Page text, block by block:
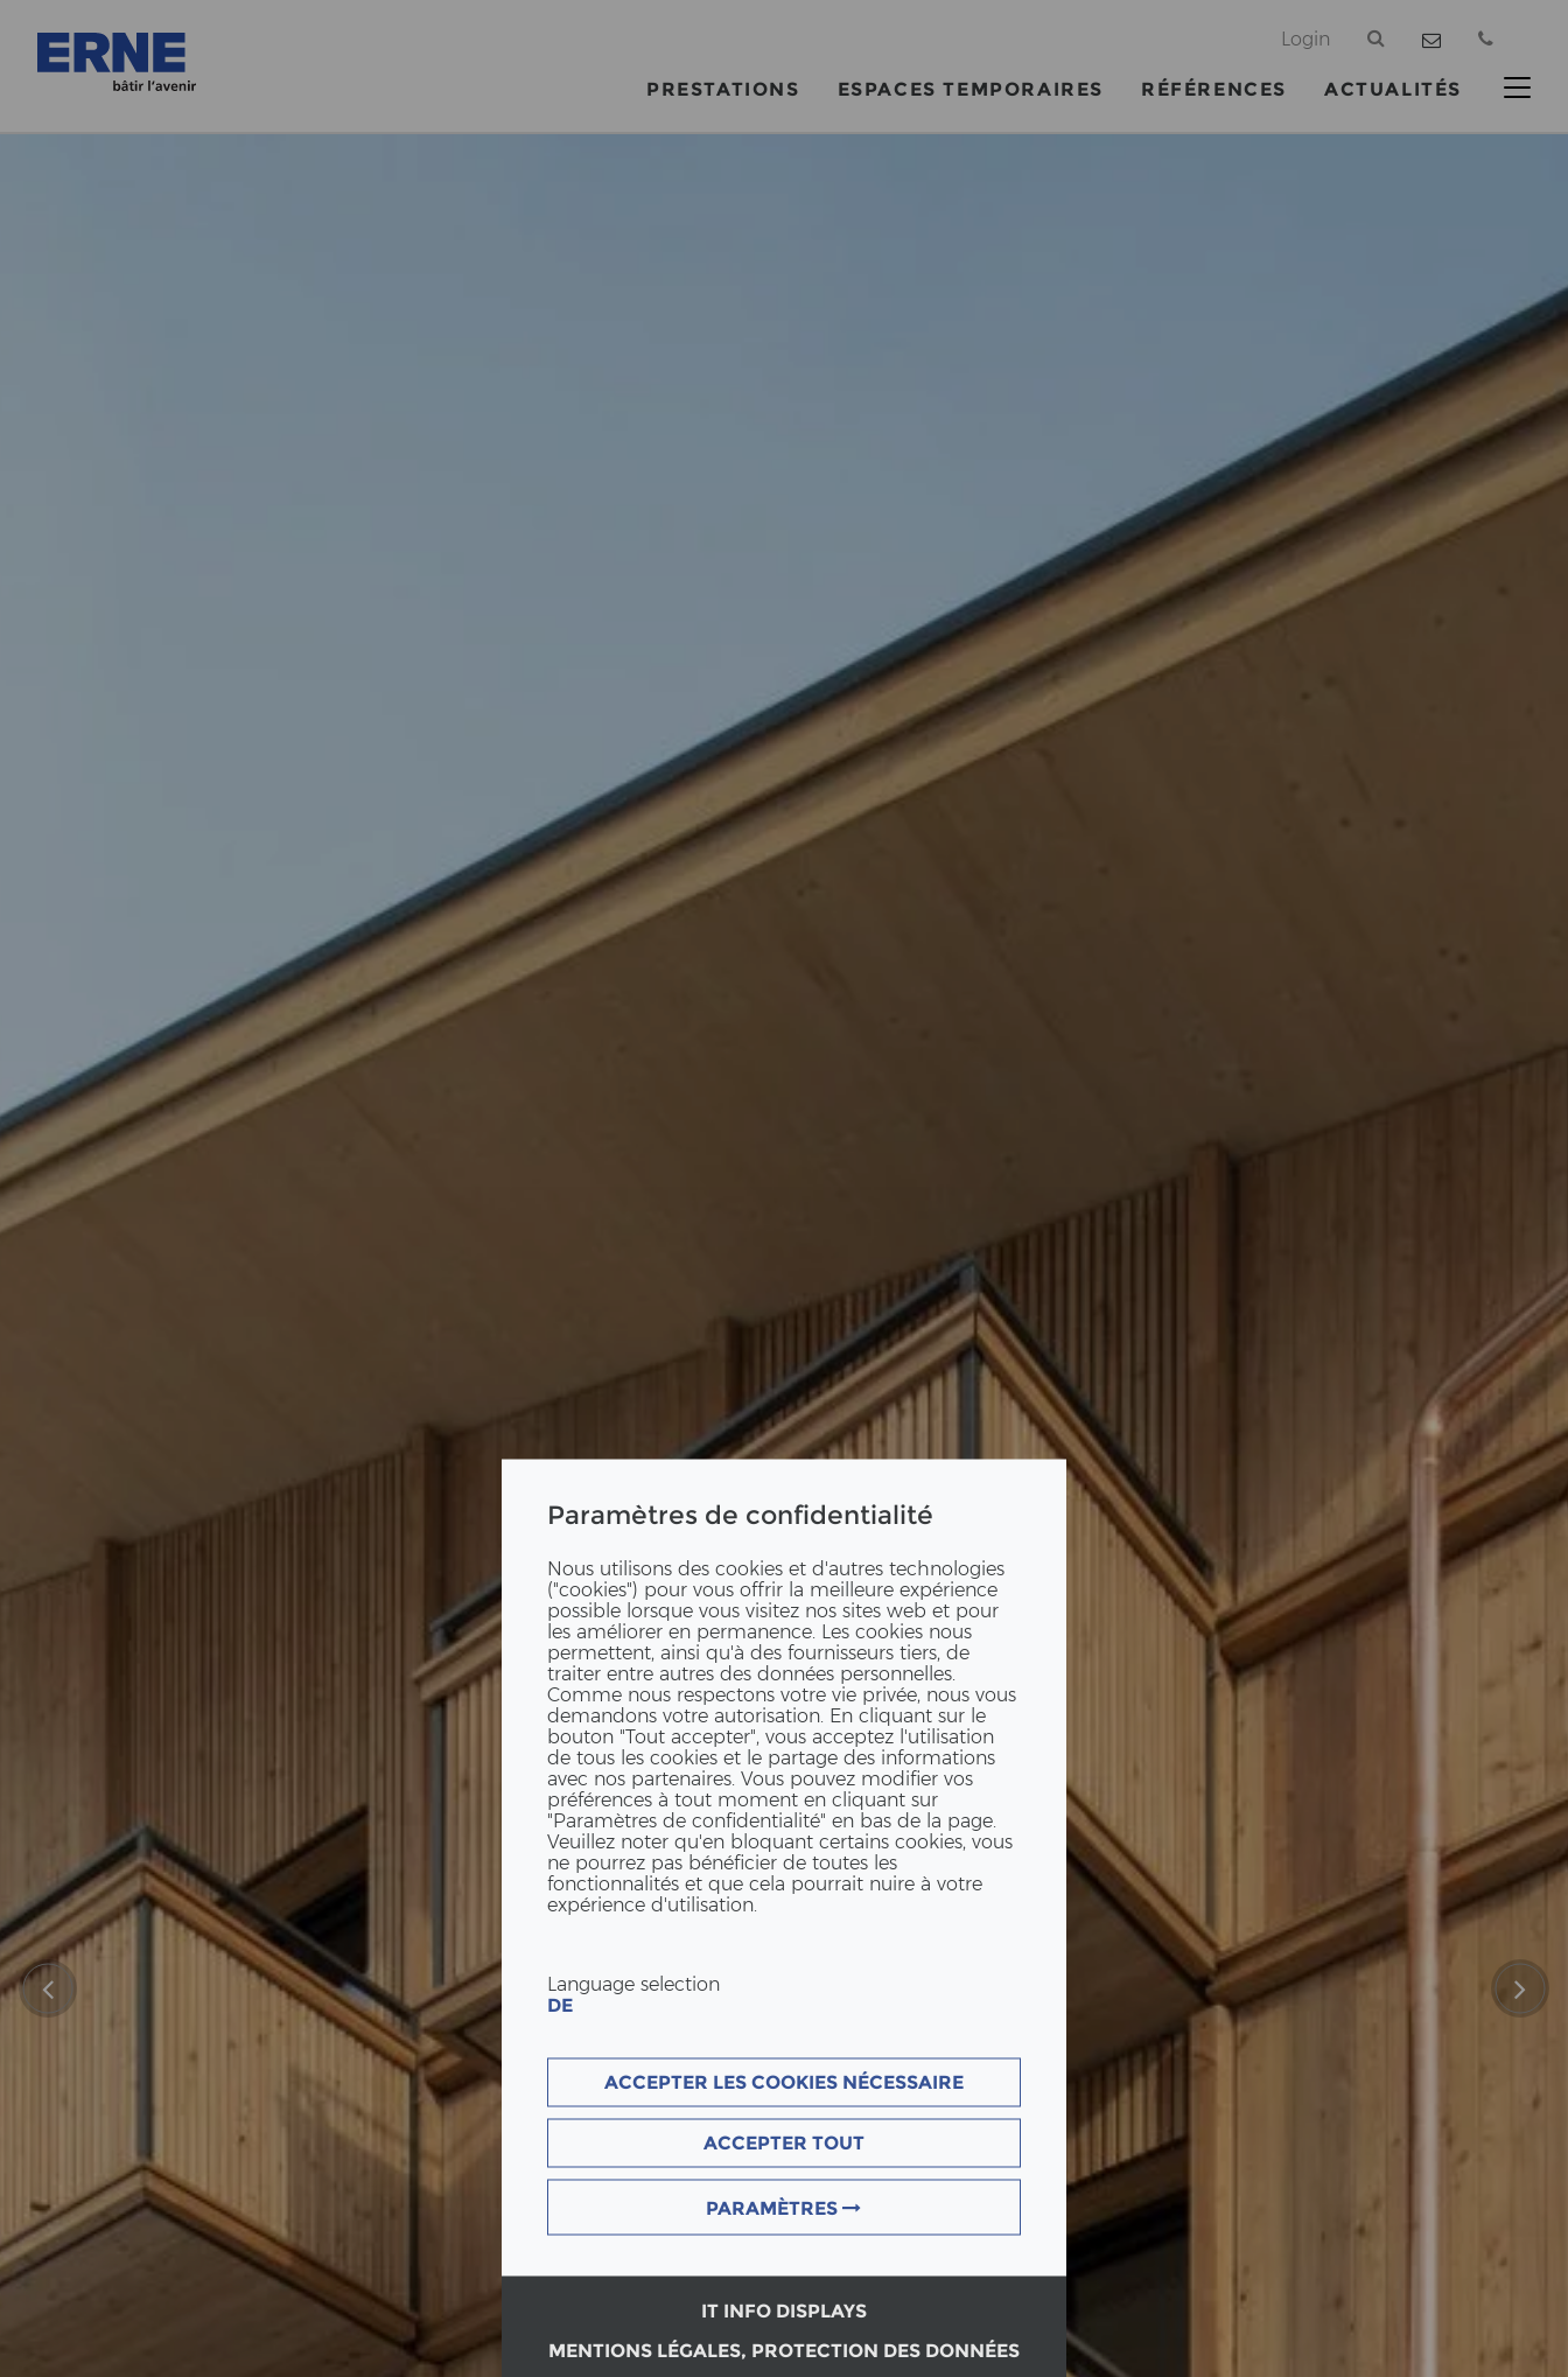
Paramètres de confidentialité
Nous utilisons des cookies et d'autres technologies
("cookies") pour vous offrir la meilleure expérience
possible lorsque vous visitez nos sites web et pour
les améliorer en permanence. Les cookies nous
permettent, ainsi qu'à des fournisseurs tiers, de
traiter entre autres des données personnelles.
Comme nous respectons votre vie privée, nous vous
demandons votre autorisation. En cliquant sur le
bouton "Tout accepter", vous acceptez l'utilisation
de tous les cookies et le partage des informations
avec nos partenaires. Vous pouvez modifier vos
préférences à tout moment en cliquant sur
"Paramètres de confidentialité" en bas de la page.
Veuillez noter qu'en bloquant certains cookies, vous
ne pourrez pas bénéficier de toutes les
fonctionnalités et que cela pourrait nuire à votre
expérience d'utilisation.
Language selection
DE
ACCEPTER LES COOKIES NÉCESSAIRE
ACCEPTER TOUT
PARAMÈTRES
IT INFO DISPLAYS
MENTIONS LÉGALES, PROTECTION DES DONNÉES
Login
PRESTATIONS ESPACES TEMPORAIRES RÉFÉRENCES ACTUALITÉS